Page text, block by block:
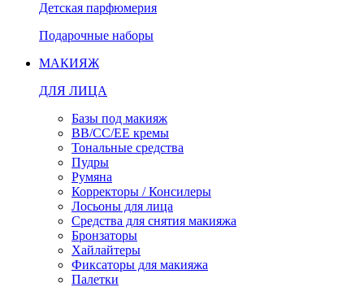
Детская парфюмерия
Подарочные наборы
МАКИЯЖ
ДЛЯ ЛИЦА
Базы под макияж
BB/CC/EE кремы
Тональные средства
Пудры
Румяна
Корректоры / Консилеры
Лосьоны для лица
Средства для снятия макияжа
Бронзаторы
Хайлайтеры
Фиксаторы для макияжа
Палетки